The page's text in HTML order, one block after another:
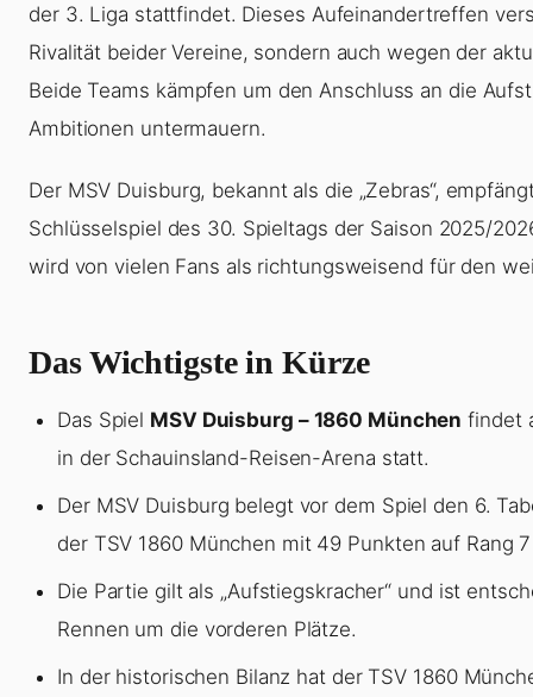
der 3. Liga stattfindet. Dieses Aufeinandertreffen
Rivalität beider Vereine, sondern auch wegen der
Beide Teams kämpfen um den Anschluss an die
Ambitionen untermauern.
Der MSV Duisburg, bekannt als die „Zebras“,
Schlüsselspiel des 30. Spieltags der Saison 2025/
wird von vielen Fans als richtungsweisend für den
Das Wichtigste in Kürze
Das Spiel MSV Duisburg – 1860 München findet
in der Schauinsland-Reisen-Arena statt.
Der MSV Duisburg belegt vor dem Spiel den 6.
der TSV 1860 München mit 49 Punkten auf Rang
Die Partie gilt als „Aufstiegskracher“ und ist
Rennen um die vorderen Plätze.
In der historischen Bilanz hat der TSV 1860